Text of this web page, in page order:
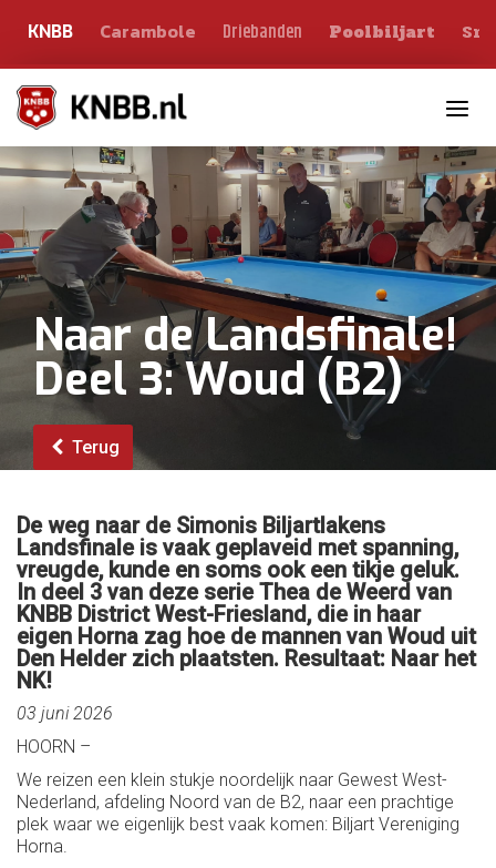
KNBB Carambole Driebanden Poolbiljart
Naar de Landsfinale!
Deel 3: Woud (B2)
Terug
De weg naar de Simonis Biljartlakens
Landsfinale is vaak geplaveid met spanning,
vreugde, kunde en soms ook een tikje geluk.
In deel 3 van deze serie Thea de Weerd van
KNBB District West-Friesland, die in haar
eigen Horna zag hoe de mannen van Woud uit
Den Helder zich plaatsten. Resultaat: Naar het
NK!
03 juni 2026
HOORN –
We reizen een klein stukje noordelijk naar Gewest West-
Nederland, afdeling Noord van de B2, naar een prachtige
plek waar we eigenlijk best vaak komen: Biljart Vereniging
Horna.